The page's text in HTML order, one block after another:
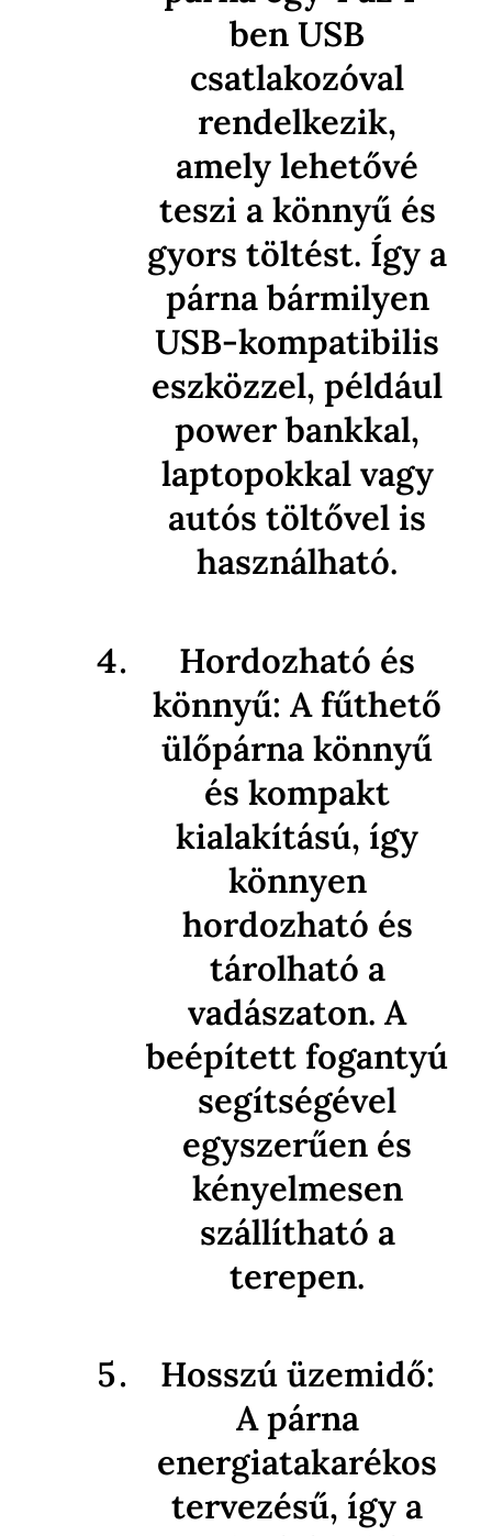
ben USB
csatlakozóval
rendelkezik,
amely lehetővé
teszi a könnyű és
gyors töltést. Így a
párna bármilyen
USB-kompatibilis
eszközzel, például
power bankkal,
laptopokkal vagy
autós töltővel is
használható.
Hordozható és
könnyű: A fűthető
ülőpárna könnyű
és kompakt
kialakítású, így
könnyen
hordozható és
tárolható a
vadászaton. A
beépített fogantyú
segítségével
egyszerűen és
kényelmesen
szállítható a
terepen.
Hosszú üzemidő:
A párna
energiatakarékos
tervezésű, így a